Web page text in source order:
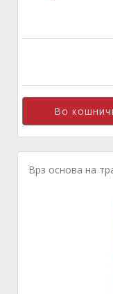
Врз основа на